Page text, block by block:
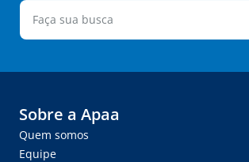
Sobre a Apaa
Quem somos
Equipe